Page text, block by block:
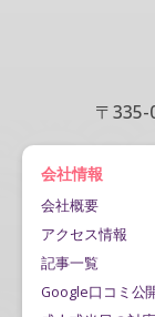
〒335-
会社情報
会社概要
アクセス情報
記事一覧
Google口コミ公